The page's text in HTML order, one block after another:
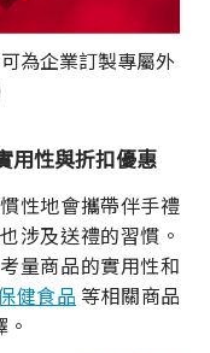
為企業訂製專屬外
用性與折扣優惠
性地會攜帶伴手禮
涉及送禮的習慣。
量商品的實用性和
健食品 等相關商品